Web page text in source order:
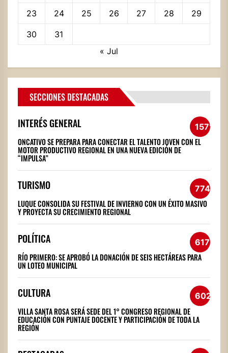
23 24 25 26 27 28 29
30
31
« Jul
SECCIONES DESTACADAS
INTERÉS GENERAL 1571
ONCATIVO SE PREPARA PARA CONECTAR EL TALENTO JOVEN CON EL
MOTOR PRODUCTIVO REGIONAL EN UNA NUEVA EDICIÓN DE
“IMPULSA”
TURISMO 774
LUQUE CONSOLIDA SU FESTIVAL DE INVIERNO CON UN ÉXITO MASIVO
Y PROYECTA SU CRECIMIENTO REGIONAL
POLÍTICA 617
RÍO PRIMERO: SE APROBÓ LA DONACIÓN DE SEIS HECTÁREAS PARA
UN LOTEO MUNICIPAL
CULTURA 602
VILLA SANTA ROSA SERÁ SEDE DEL 1° CONGRESO REGIONAL DE
EDUCACIÓN CON PUNTAJE DOCENTE Y PARTICIPACIÓN DE TODA LA
REGIÓN